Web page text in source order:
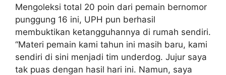
Mengoleksi total 20 poin dari pemain bernomor
punggung 16 ini, UPH pun berhasil
membuktikan ketangguhannya di rumah sendiri.
“Materi pemain kami tahun ini masih baru, kami
sendiri di sini menjadi tim underdog. Jujur saya
tak puas dengan hasil hari ini. Namun, saya